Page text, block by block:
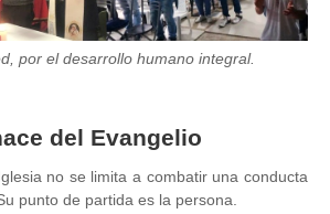
por el desarrollo humano integral.
del Evangelio
no se limita a combatir una conducta
punto de partida es la persona.